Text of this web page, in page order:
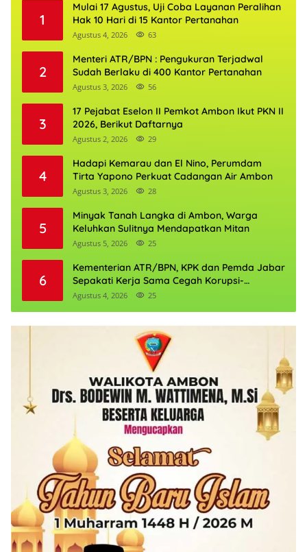
1
Mulai 17 Agustus, Uji Coba Layanan Peralihan
Hak 10 Hari di 15 Kantor Pertanahan
Agustus 4, 2026 63
2
Menteri ATR/BPN : Pengukuran Terjadwal
Sudah Berlaku di 400 Kantor Pertanahan
Agustus 3, 2026 56
3
17 Pejabat Eselon II Pemkot Ambon Ikut PKN II
2026, Berikut Daftarnya
Agustus 2, 2026 29
4
Hadapi Kemarau dan El Nino, Perumdam
Tirta Yapono Perkuat Cadangan Air Ambon
Agustus 3, 2026 28
5
Minyak Tanah Langka di Ambon, Warga
Keluhkan Sulitnya Mendapatkan Mitan
Agustus 5, 2026 25
6
Kementerian ATR/BPN, KPK dan Pemda Jabar
Sepakati Kerja Sama Cegah Korupsi-
Penguatan Ekonomi
Agustus 4, 2026 25